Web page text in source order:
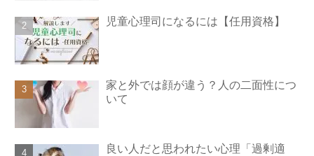
児童心理司になるには【任用資格】
家と外では顔が違う？人の二面性につ
いて
良い人だと思われたい心理「過剰適